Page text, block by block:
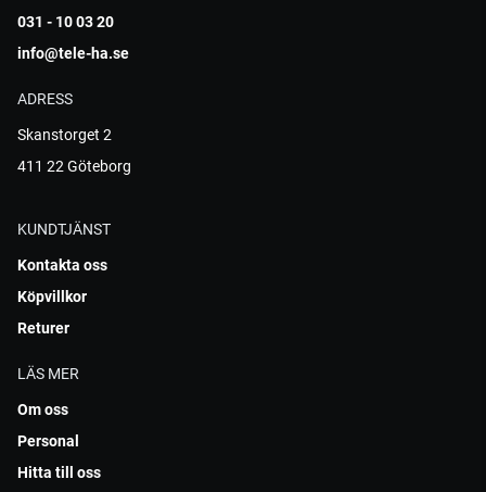
031 - 10 03 20
info@tele-ha.se
ADRESS
Skanstorget 2
411 22 Göteborg
KUNDTJÄNST
Kontakta oss
Köpvillkor
Returer
LÄS MER
Om oss
Personal
Hitta till oss